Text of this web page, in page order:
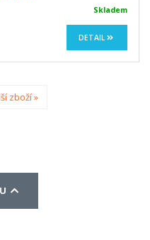
Skladem
DETAIL
zboží »